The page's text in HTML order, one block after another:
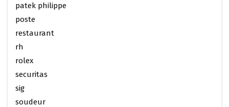
patek philippe
poste
restaurant
rh
rolex
securitas
sig
soudeur